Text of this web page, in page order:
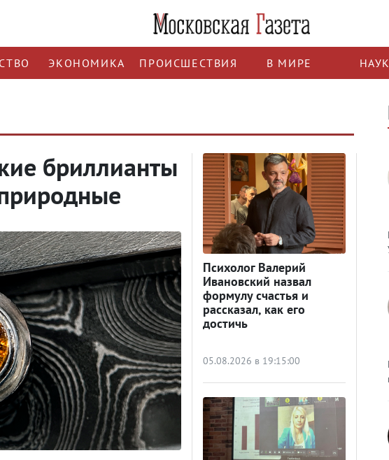
ЭКОНОМИКА ПРОИСШЕСТВИЯ В МИРЕ
бриллианты
Психолог Валерий
Ивановский назвал
формулу счастья и
рассказал, как его
достичь
05.08.2026 в 19:15:00